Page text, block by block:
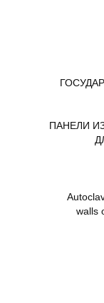
ПАНЕЛИ
walls